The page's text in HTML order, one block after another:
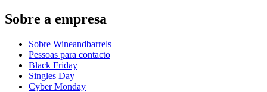
Sobre a empresa
Sobre Wineandbarrels
Pessoas para contacto
Black Friday
Singles Day
Cyber Monday